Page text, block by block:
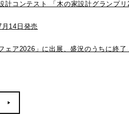
計コンテスト 「木の家設計グランプ
14日発売
ェア2026」に出展、盛況のうちに終